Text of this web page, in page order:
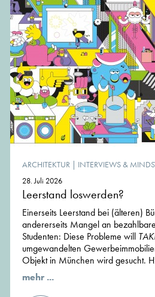
ARCHITEKTUR | INTERVIEWS &
28. Juli 2026
Leerstand loswerden?
Einerseits Leerstand bei (älteren)
andererseits Mangel an
Studenten: Diese Probleme will
umgewandelten
Objekt in München wird gesucht.
mehr ...